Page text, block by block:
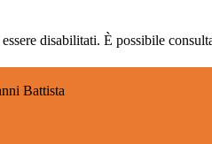
disabilitati. È possibile
Battista